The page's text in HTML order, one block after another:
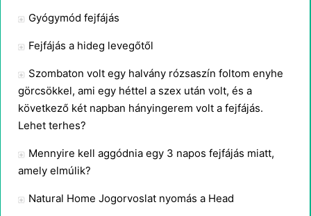
Gyógymód fejfájás
Fejfájás a hideg levegőtől
Szombaton volt egy halvány rózsaszín foltom enyhe
görcsökkel, ami egy héttel a szex után volt, és a
következő két napban hányingerem volt a fejfájás.
Lehet terhes?
Mennyire kell aggódnia egy 3 napos fejfájás miatt,
amely elmúlik?
Natural Home Jogorvoslat nyomás a Head